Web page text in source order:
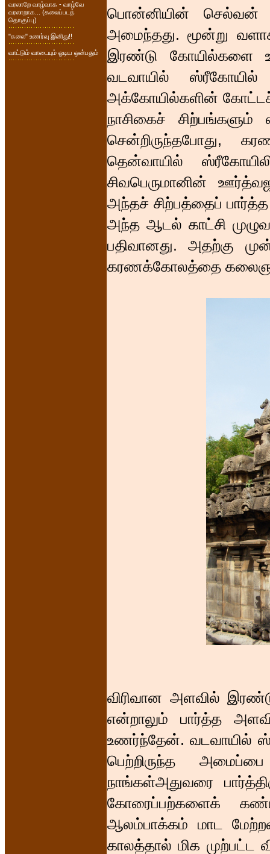
வரலாறே வாழ்வாக - வாழ்வே
வரலாறாக... (கலைப்படத்
தொகுப்பு)
"கலை" உணர்வு இனிது!!
வாட்டும் வாடையும் ஓடிய ஒன்பதும்
பொன்னியின் செல்வன்
அமைந்தது. மூன்று
இரண்டு கோயில்களை
வடவாயில் ஸ்ரீகோயில்
அக்கோயில்களின்
நாசிகைச்
சென்றிருந்தபோது,
தென்வாயில்
சிவபெருமானின்
அந்தச் சிற்பத்தைப் பார்த்த
அந்த ஆடல் காட்சி
பதிவானது. அதற்கு
கரணக்கோலத்தை
விரிவான அளவில்
என்றாலும் பார்த்த
உணர்ந்தேன். வடவாயில்
பெற்றிருந்த
நாங்கள்அதுவரை
கோரைப்பற்களைக்
ஆலம்பாக்கம் மாட
காலத்தால் மிக முற்பட்ட